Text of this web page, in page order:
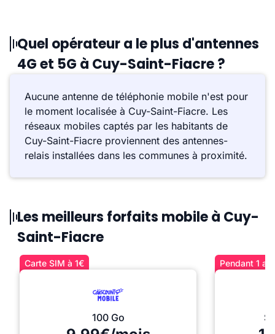
Quel opérateur a le plus d'antennes
4G et 5G à Cuy-Saint-Fiacre ?
Aucune antenne de téléphonie mobile n'est pour
le moment localisée à Cuy-Saint-Fiacre. Les
réseaux mobiles captés par les habitants de
Cuy-Saint-Fiacre proviennent des antennes-
relais installées dans les communes à proximité.
Les meilleurs forfaits mobile à Cuy-
Saint-Fiacre
Carte SIM à 1€
100 Go
Pendant 1